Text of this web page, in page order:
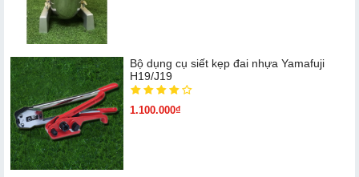
Bộ dụng cụ siết kẹp đai nhựa Yamafuji
H19/J19
1.100.000₫